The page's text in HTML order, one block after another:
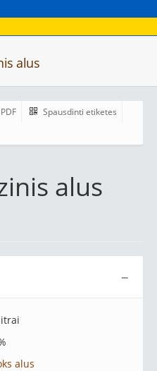
alus
Spausdinti etiketes
alus
−
alus